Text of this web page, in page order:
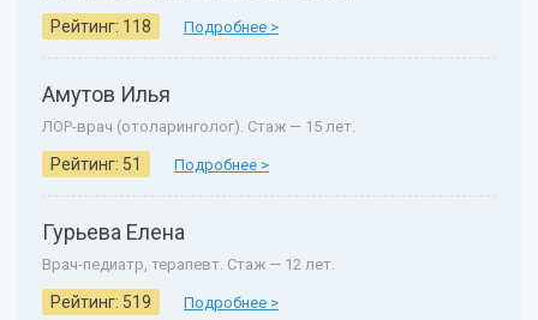
Рейтинг: 118 Подробнее >
Амутов Илья
ЛОР-врач (отоларинголог). Стаж — 15 лет.
Рейтинг: 51 Подробнее >
Гурьева Елена
Врач-педиатр, терапевт. Стаж — 12 лет.
Рейтинг: 519 Подробнее >